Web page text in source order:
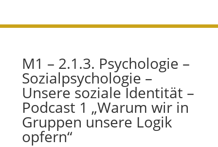
M1 – 2.1.3. Psychologie –
Sozialpsychologie –
Unsere soziale Identität –
Podcast 1 „Warum wir in
Gruppen unsere Logik
opfern“